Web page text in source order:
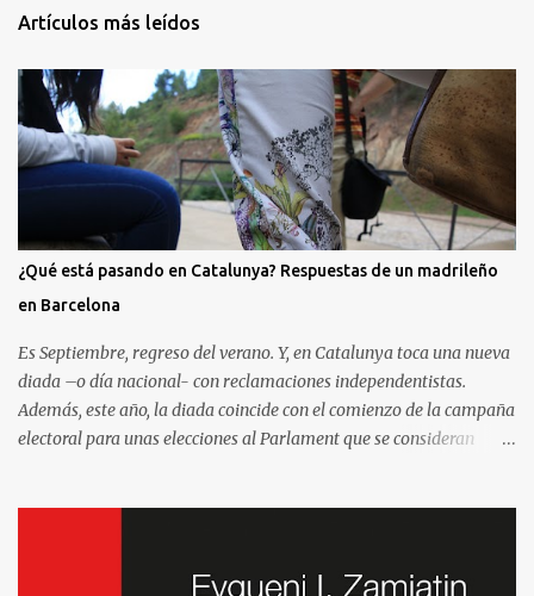
Artículos más leídos
¿Qué está pasando en Catalunya? Respuestas de un madrileño
en Barcelona
Es Septiembre, regreso del verano. Y, en Catalunya toca una nueva
diada –o día nacional- con reclamaciones independentistas.
Además, este año, la diada coincide con el comienzo de la campaña
electoral para unas elecciones al Parlament que se consideran
que aprovechan tenerme cerca para saber más de la situación. Así